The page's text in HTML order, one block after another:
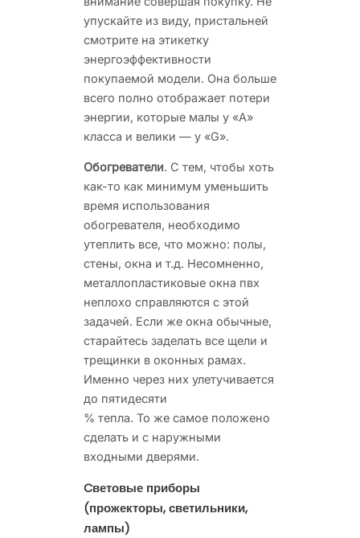
упускайте из виду, пристальней
смотрите на этикетку
энергоэффективности
покупаемой модели. Она больше
всего полно отображает потери
энергии, которые малы у «А»
класса и велики — у «G».
Обогреватели. С тем, чтобы хоть
как-то как минимум уменьшить
время использования
обогревателя, необходимо
утеплить все, что можно: полы,
стены, окна и т.д. Несомненно,
металлопластиковые окна пвх
неплохо справляются с этой
задачей. Если же окна обычные,
старайтесь заделать все щели и
трещинки в оконных рамах.
Именно через них улетучивается
до пятидесяти
% тепла. То же самое положено
сделать и с наружными
входными дверями.
Cветовые приборы
(прожекторы, светильники,
лампы)